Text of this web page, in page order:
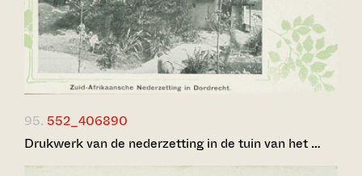
95. 552_406890
Drukwerk van de nederzetting in de tuin van het …